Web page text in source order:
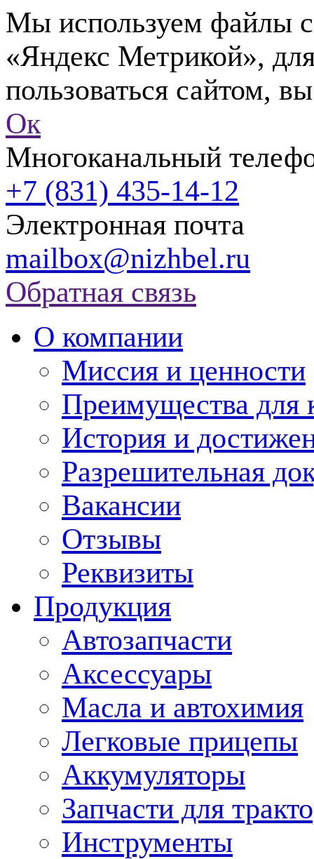
Мы используем файлы
«Яндекс Метрикой»,
пользоваться сайтом,
Ок
Многоканальный
+7 (831) 435-14-12
Электронная почта
mailbox@nizhbel.ru
Обратная связь
О компании
Миссия и ценности
Преимущества для
История и
Разрешительная
Вакансии
Отзывы
Реквизиты
Продукция
Автозапчасти
Аксессуары
Масла и автохимия
Легковые прицепы
Аккумуляторы
Запчасти для
Инструменты